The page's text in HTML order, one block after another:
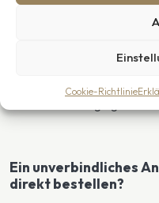
Cookie-Richtlinie
Sie sehen den Wald vor
dass wir Ihnen helfen,
bieten wir eine Vor-Ort-
verlassen, die mit
Ein unverbindliches
direkt bestellen?